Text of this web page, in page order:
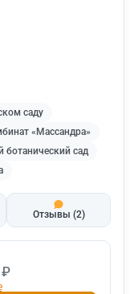
саду
«Массандра»
ботанический сад
Отзывы (2)
₽